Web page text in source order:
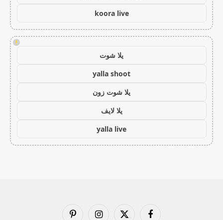
koora live
!
يلا شوت
yalla shoot
يلا شوت زون
يلا لايف
yalla live